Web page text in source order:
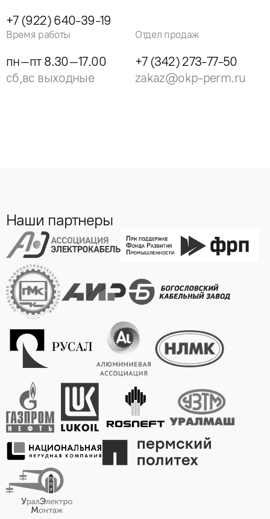
+7 (922) 640-39-19
Время работы
пн–пт 8.30–17.00
сб,вс выходные
Отдел продаж
+7 (342) 273-77-50
zakaz@okp-perm.ru
Наши партнеры